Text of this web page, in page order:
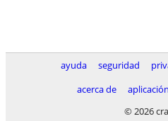
ayuda seguridad
acerca de
aplicación
© 2026